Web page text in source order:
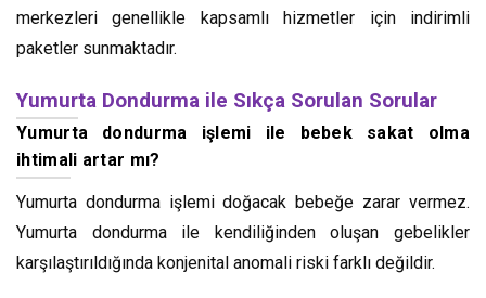
merkezleri genellikle kapsamlı hizmetler için indirimli
paketler sunmaktadır.
Yumurta Dondurma ile Sıkça Sorulan Sorular
Yumurta dondurma işlemi ile bebek sakat olma
ihtimali artar mı?
Yumurta dondurma işlemi doğacak bebeğe zarar vermez.
Yumurta dondurma ile kendiliğinden oluşan gebelikler
karşılaştırıldığında konjenital anomali riski farklı değildir.